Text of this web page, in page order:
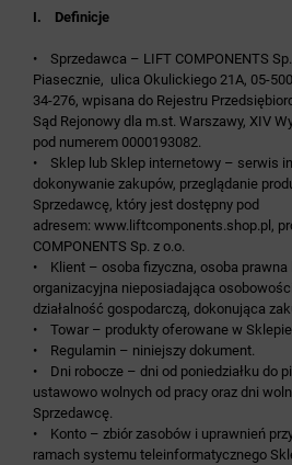
I. Definicje
• Sprzedawca – LIFT COMPONENTS
Piasecznie, ulica Okulickiego 21A, 05-
34-276, wpisana do Rejestru
Sąd Rejonowy dla m.st. Warszawy, XIV
pod numerem 0000193082.
• Sklep lub Sklep internetowy – serwis
dokonywanie zakupów, przeglądanie
Sprzedawcę, który jest dostępny pod
adresem: www.liftcomponents.shop.pl ,
COMPONENTS Sp. z o.o.
• Klient – osoba fizyczna, osoba prawna
organizacyjna nieposiadająca
działalność gospodarczą, dokonująca
• Towar – produkty oferowane w Sklepie.
• Regulamin – niniejszy dokument.
• Dni robocze – dni od poniedziałku do
ustawowo wolnych od pracy oraz dni
Sprzedawcę.
• Konto – zbiór zasobów i uprawnień
ramach systemu teleinformatycznego